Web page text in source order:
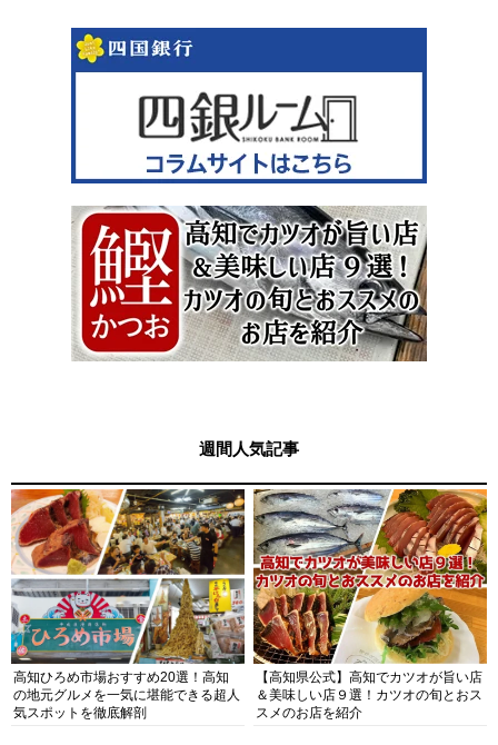
週間人気記事
高知ひろめ市場おすすめ20選！高知
の地元グルメを一気に堪能できる超人
気スポットを徹底解剖
【高知県公式】高知でカツオが旨い店
＆美味しい店９選！カツオの旬とおス
スメのお店を紹介